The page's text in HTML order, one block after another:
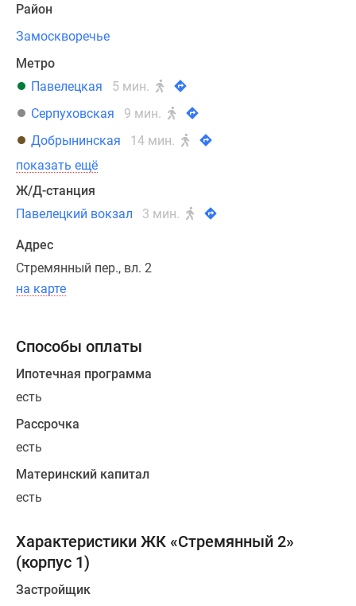
до
центра
но
и
до
аэропорта
«Внуково»,
путь
до
которого
составит
45
минут.
Концепция
именитым
бюро
«СПИЧ».
в
стиле
современного
оформлении
фасадов:
выступающие
Район
Замоскворечье
Метро
Павелецкая
5 мин.
Серпуховская
9 мин.
Добрынинская
14 мин.
показать ещё
Ж/Д-станция
Павелецкий вокзал
3 мин.
Адрес
Стремянный пер., вл. 2
на карте
Способы оплаты
Ипотечная программа
есть
Рассрочка
есть
Материнский капитал
есть
Характеристики ЖК «Стремянный 2»
(корпус 1)
Застройщик